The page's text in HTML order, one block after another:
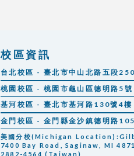
校區資訊
台北校區 - 臺北市中山北路五段
桃園校區 - 桃園市龜山區德明路5
基河校區 - 臺北市基河路130號4
金門校區 - 金門縣金沙鎮德明路
美國分校(Michigan
7400 Bay Road, Saginaw, MI
2882-4564 (Taiwan)